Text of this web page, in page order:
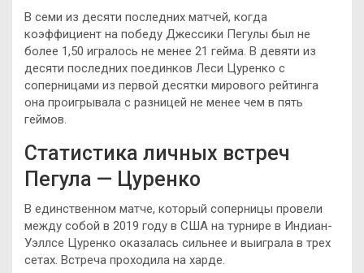
В семи из десяти последних матчей, когда
коэффициент на победу Джессики Пегулы был не
более 1,50 игралось не менее 21 гейма. В девяти из
десяти последних поединков Леси Цуренко с
соперницами из первой десятки мирового рейтинга
она проигрывала с разницей не менее чем в пять
геймов.
Статистика личных встреч
Пегула — Цуренко
В единственном матче, который соперницы провели
между собой в 2019 году в США на турнире в Индиан-
Уэллсе Цуренко оказалась сильнее и выиграла в трех
сетах. Встреча проходила на харде.